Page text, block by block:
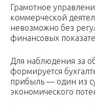
Грамотное
коммерческой
невозможно без
финансовых
Для наблюдения за
формируется
прибыль — один из
экономического